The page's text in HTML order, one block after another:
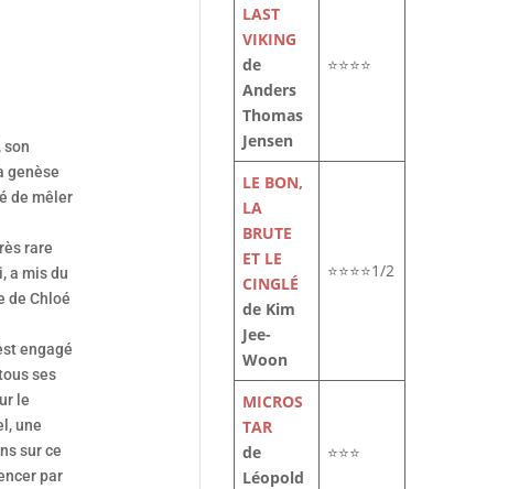
, son
genèse
de mêler
rare
a mis du
de Chloé
engagé
ses
le
une
sur ce
par
LAST
VIKING
de
Anders
Thomas
Jensen
⭐⭐⭐⭐
LE BON,
LA
BRUTE
ET LE
CINGLÉ
de Kim
Jee-
Woon
⭐⭐⭐⭐1/2
MICROS
TAR
de
Léopold
⭐⭐⭐